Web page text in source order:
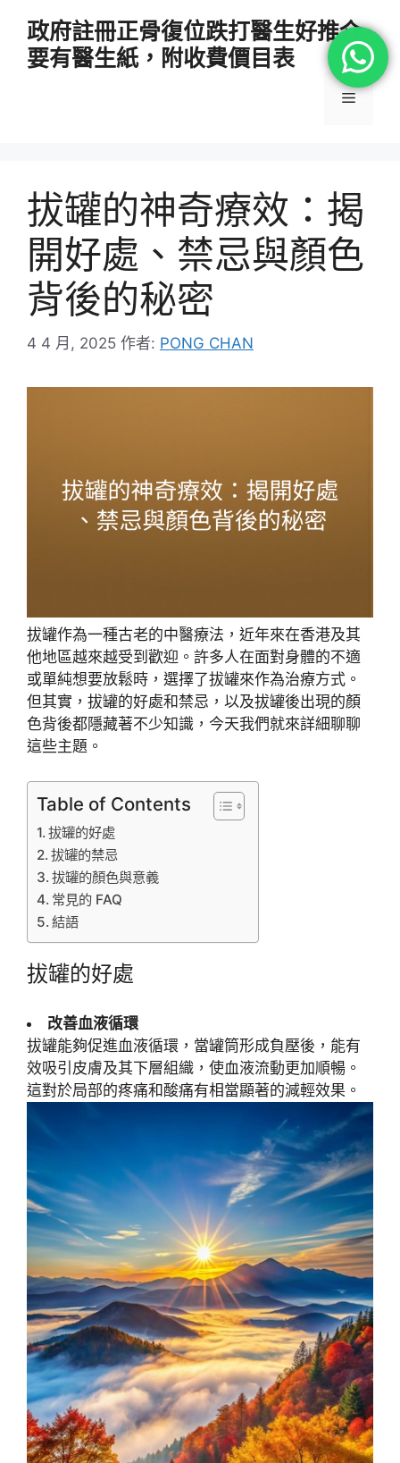
政府註冊正骨復位跌打醫生好推介
要有醫生紙，附收費價目表
選
拔罐的神奇療效：揭
開好處、禁忌與顏色
背後的秘密
4 4 月, 2025 作者: PONG CHAN
拔罐作為一種古老的中醫療法，近年來在香港及其
他地區越來越受到歡迎。許多人在面對身體的不適
或單純想要放鬆時，選擇了拔罐來作為治療方式。
但其實，拔罐的好處和禁忌，以及拔罐後出現的顏
色背後都隱藏著不少知識，今天我們就來詳細聊聊
這些主題。
Table of Contents
拔罐的好處
拔罐的禁忌
拔罐的顏色與意義
常見的 FAQ
結語
拔罐的好處
改善血液循環
拔罐能夠促進血液循環，當罐筒形成負壓後，能有
效吸引皮膚及其下層組織，使血液流動更加順暢。
這對於局部的疼痛和酸痛有相當顯著的減輕效果。